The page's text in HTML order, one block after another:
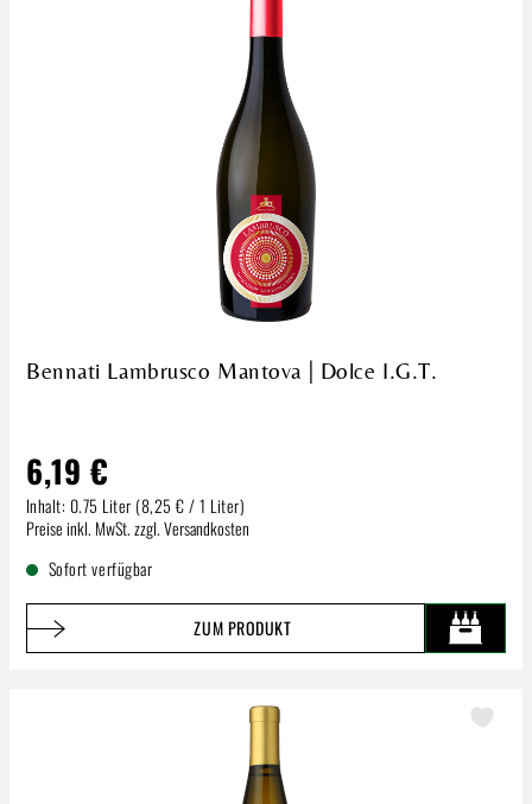
Bennati Lambrusco Mantova | Dolce I.G.T.
6,19 €
Inhalt: 0.75 Liter (8,25 € / 1 Liter)
Regulärer Preis:
Preise inkl. MwSt. zzgl. Versandkosten
Sofort verfügbar
ZUM PRODUKT